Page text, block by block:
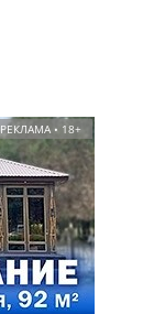
РЕКЛАМА • 18+